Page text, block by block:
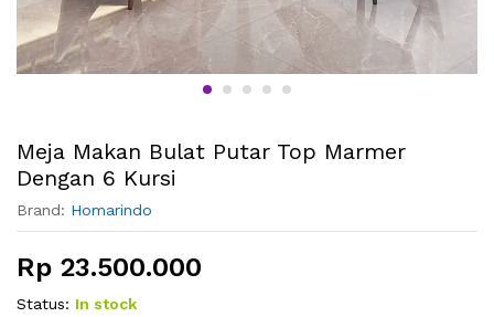
Meja Makan Bulat Putar Top Marmer
Dengan 6 Kursi
Brand: Homarindo
Rp 23.500.000
Status: In stock